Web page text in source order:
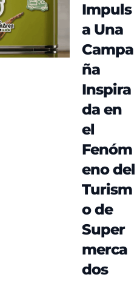
Impuls
a Una
Campa
ña
Inspira
da en
el
Fenóm
eno del
Turism
o de
Super
merca
dos